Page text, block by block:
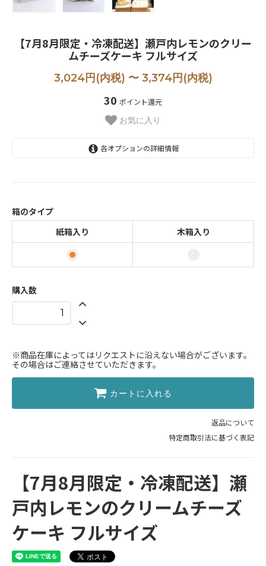
【7月8月限定・冷凍配送】瀬戸内レモンのクリー
ムチーズケーキ フルサイズ
3,024円(内税) 〜 3,374円(内税)
30 ポイント還元
お気に入り
各オプションの詳細情報
箱のタイプ
紙箱入り
木箱入り
購入数
※商品在庫によってはリクエストに沿えない場合がございます。
その場合はご連絡させていただきます。
カートに入れる
返品について
特定商取引法に基づく表記
【7月8月限定・冷凍配送】瀬
戸内レモンのクリームチーズ
ケーキ フルサイズ